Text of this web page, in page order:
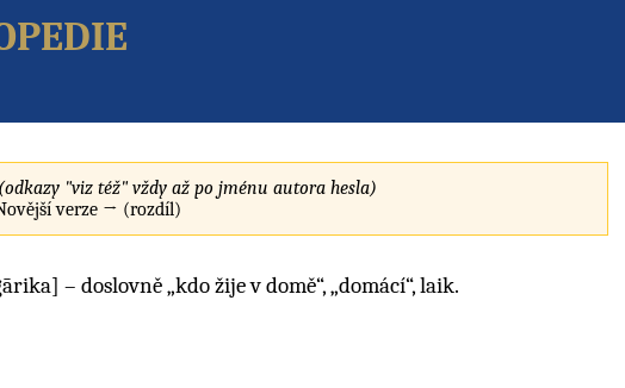
"viz též" vždy až po jménu autora hesla)
verze → (rozdíl)
– doslovně „kdo žije v domě“, „domácí“, laik.